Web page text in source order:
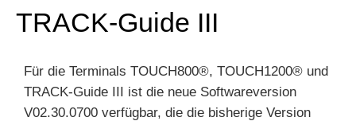
TRACK-Guide III
Für die Terminals TOUCH800®, TOUCH1200® und
TRACK-Guide III ist die neue Softwareversion
V02.30.0700 verfügbar, die die bisherige Version